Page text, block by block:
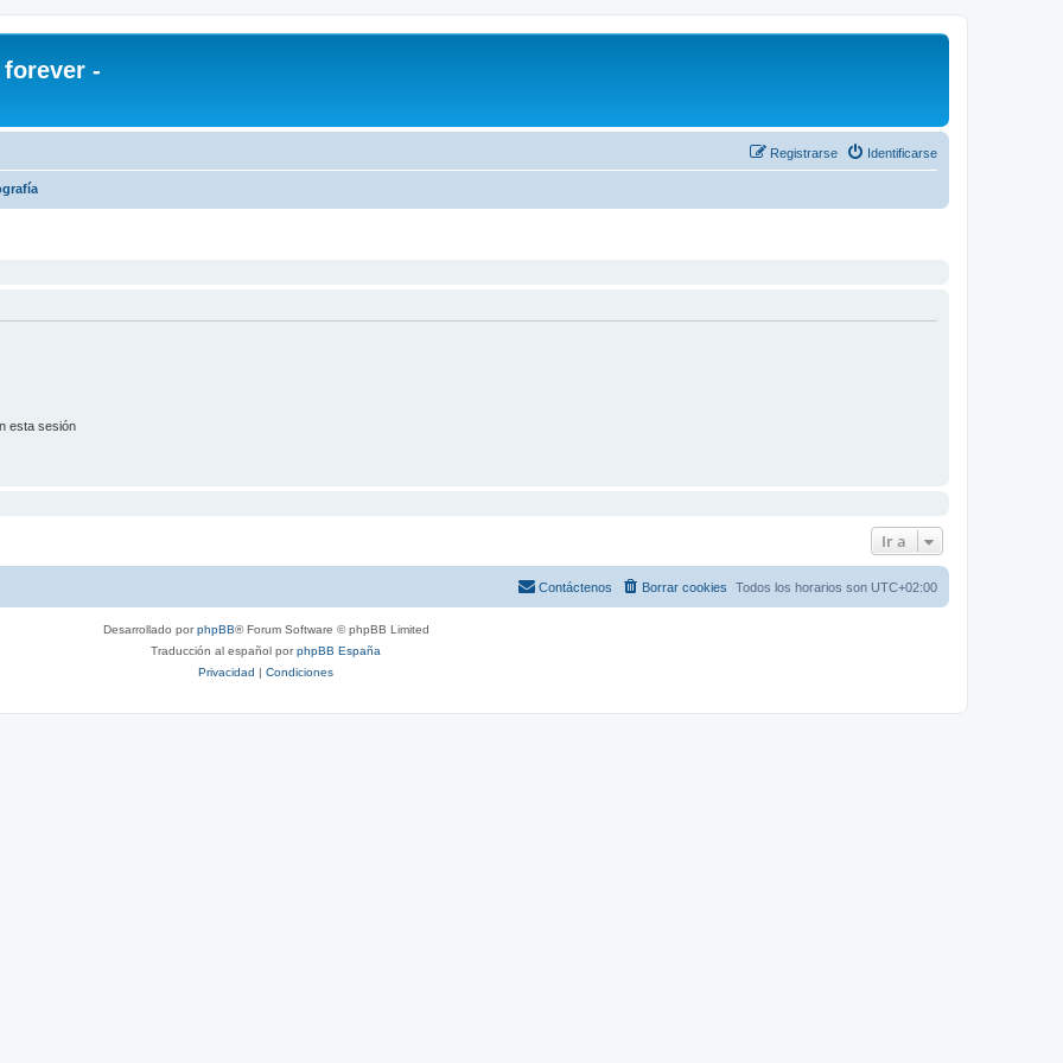
forever -
Identificarse
Registrarse
esta sesión
Ir a
Todos los horarios son UTC+02:00
Borrar cookies
Contáctenos
Desarrollado porphpBB® Forum Software © phpBB Limited
Traducción al español porphpBB España
Privacidad | Condiciones